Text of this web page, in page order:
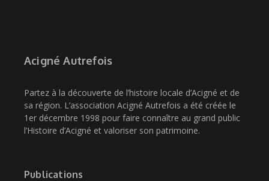
Acigné Autrefois
Partez à la découverte de l’histoire locale d’Acigné et de
sa région. L’association Acigné Autrefois a été créée le
1er décembre 1998 pour faire connaître au grand public
l’Histoire d’Acigné et valoriser son patrimoine.
Publications